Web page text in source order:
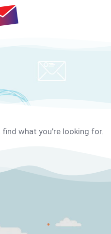
what you're looking for.